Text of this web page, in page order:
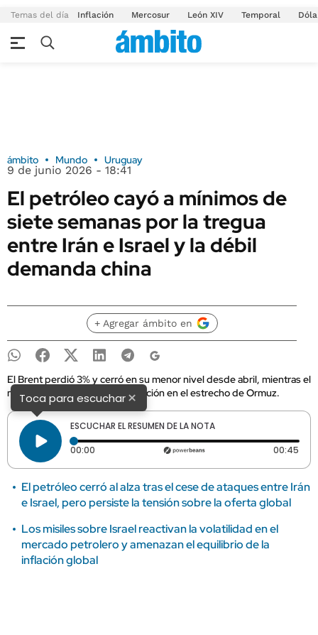
Temas del día Inflación Mercosur León XIV Temporal
ámbito Mundo Uruguay
9 de junio 2026 - 18:41
El petróleo cayó a mínimos de
siete semanas por la tregua
entre Irán e Israel y la débil
demanda china
+ Agregar ámbito en
El Brent perdió 3% y cerró en su menor nivel desde abril, mientras el
mercado siguió atento a la situación en el estrecho de Ormuz.
Toca para escuchar×
ESCUCHAR EL RESUMEN DE LA NOTA
00:00 Tiempo transcurrido: 0 segundos 00:45
El petróleo cerró al alza tras el cese de ataques entre Irán
e Israel, pero persiste la tensión sobre la oferta global
Los misiles sobre Israel reactivan la volatilidad en el
mercado petrolero y amenazan el equilibrio de la
inflación global